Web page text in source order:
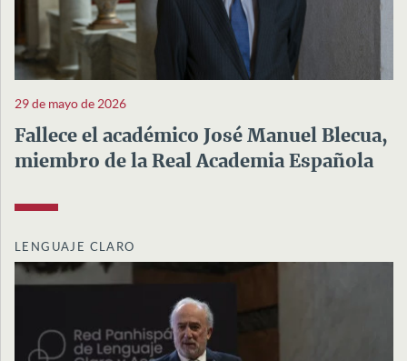
29 de mayo de 2026
Fallece el académico José Manuel Blecua,
miembro de la Real Academia Española
LENGUAJE CLARO